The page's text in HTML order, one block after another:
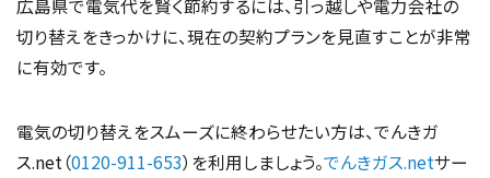
広島県で電気代を賢く節約するには、引っ越しや電力会社の
切り替えをきっかけに、現在の契約プランを見直すことが非常
に有効です。
電気の切り替えをスムーズに終わらせたい方は、でんきガ
ス.net（0120-911-653）を利用しましょう。でんきガス.netサー